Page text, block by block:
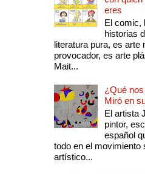
eres
El comic,
historias
literatura pura, es arte
provocador, es arte
Mait...
¿Qué
Miró en
El artista
pintor,
español
todo en el movimiento
artístico...